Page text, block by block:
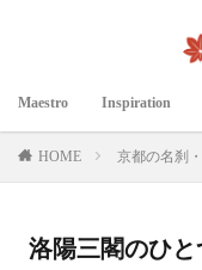
Maestro
マエストロ
Inspiration
インスピレーショ
HOME 京都の名刹
洛陽三閣のひ